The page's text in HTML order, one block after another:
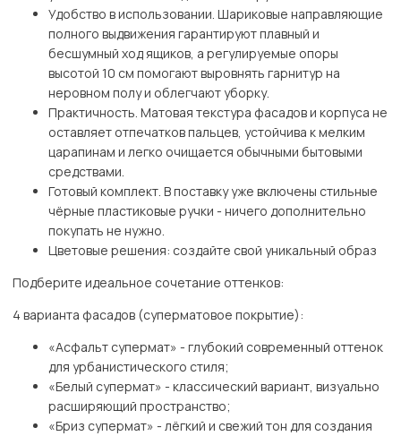
Удобство в использовании. Шариковые направляющие
полного выдвижения гарантируют плавный и
бесшумный ход ящиков, а регулируемые опоры
высотой 10 см помогают выровнять гарнитур на
неровном полу и облегчают уборку.
Практичность. Матовая текстура фасадов и корпуса не
оставляет отпечатков пальцев, устойчива к мелким
царапинам и легко очищается обычными бытовыми
средствами.
Готовый комплект. В поставку уже включены стильные
чёрные пластиковые ручки - ничего дополнительно
покупать не нужно.
Цветовые решения: создайте свой уникальный образ
Подберите идеальное сочетание оттенков:
4 варианта фасадов (суперматовое покрытие):
«Асфальт супермат» - глубокий современный оттенок
для урбанистического стиля;
«Белый супермат» - классический вариант, визуально
расширяющий пространство;
«Бриз супермат» - лёгкий и свежий тон для создания